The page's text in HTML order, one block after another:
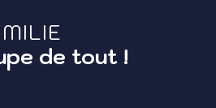
MILIE
de tout !